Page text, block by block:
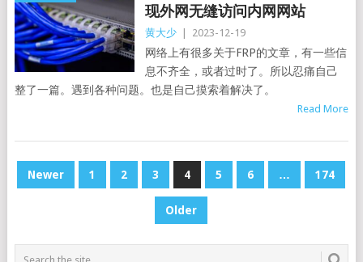
现外网无缝访问内网网站
黄大少 2023-12-19
网络上有很多关于FRP的文章，有一些信
息不齐全，或者过时了。所以忍痛自己
整了一篇。遇到各种问题。也是自己摸索着解决了。
Read More
POSTS
Newer 1 2 3 4 5 6 … 174
Older